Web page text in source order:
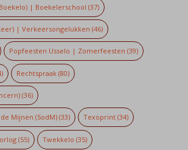
| Boekelerschool (37)
| Verkeersongelukken (46)
Popfeesten Usselo | Zomerfeesten (39)
Rechtspraak (80)
(36)
Mijnen (SodM)(33) Texoprint (34)
(55) Twekkelo (35)